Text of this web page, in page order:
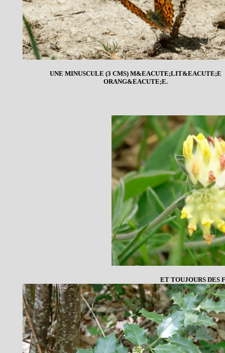
UNE MINUSCULE (3 CMS) M&EACUTE;LIT&EACUTE;E
ORANG&EACUTE;E.
ET TOUJOURS DES